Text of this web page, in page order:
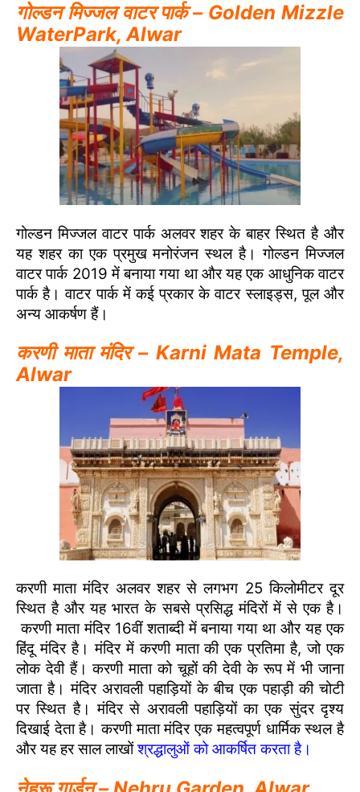
गोल्डन मिज्जल वाटर पार्क – Golden Mizzle
WaterPark, Alwar
गोल्डन मिज्जल वाटर पार्क अलवर शहर के बाहर स्थित है और
यह शहर का एक प्रमुख मनोरंजन स्थल है। गोल्डन मिज्जल
वाटर पार्क 2019 में बनाया गया था और यह एक आधुनिक वाटर
पार्क है। वाटर पार्क में कई प्रकार के वाटर स्लाइड्स, पूल और
अन्य आकर्षण हैं।
करणी माता मंदिर – Karni Mata Temple,
Alwar
करणी माता मंदिर अलवर शहर से लगभग 25 किलोमीटर दूर
स्थित है और यह भारत के सबसे प्रसिद्ध मंदिरों में से एक है।
करणी माता मंदिर 16वीं शताब्दी में बनाया गया था और यह एक
हिंदू मंदिर है। मंदिर में करणी माता की एक प्रतिमा है, जो एक
लोक देवी हैं। करणी माता को चूहों की देवी के रूप में भी जाना
जाता है। मंदिर अरावली पहाड़ियों के बीच एक पहाड़ी की चोटी
पर स्थित है। मंदिर से अरावली पहाड़ियों का एक सुंदर दृश्य
दिखाई देता है। करणी माता मंदिर एक महत्वपूर्ण धार्मिक स्थल है
और यह हर साल लाखोंश्रद्धालुओं को आकर्षित करता है।